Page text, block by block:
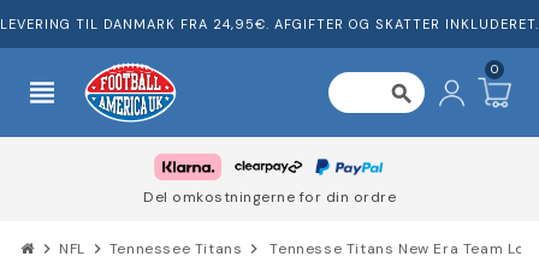
LEVERING TIL DANMARK FRA 24,95€. AFGIFTER OG SKATTER INKLUDERET.
view_headline search
0
Del omkostningerne for din ordre
chevron_right NFL chevron_right Tennessee Titans chevron_right Tennesse Titans New Era Team